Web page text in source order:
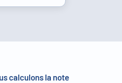
calculons la note